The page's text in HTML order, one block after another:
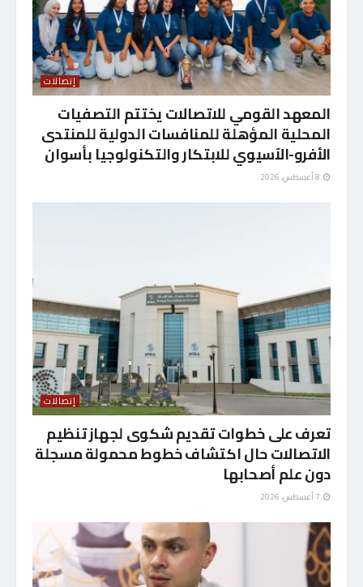
إتصالات
المعهد القومي للاتصالات يختتم التصفيات
المحلية المؤهلة للمنافسات الدولية للمنتدى
الأفرو-الآسيوي للابتكار والتكنولوجيا بأسوان
إتصالات
تعرف على خطوات تقديم شكوى لجهاز تنظيم
الاتصالات حال اكتشاف خطوط محمولة مسجلة
دون علم أصحابها